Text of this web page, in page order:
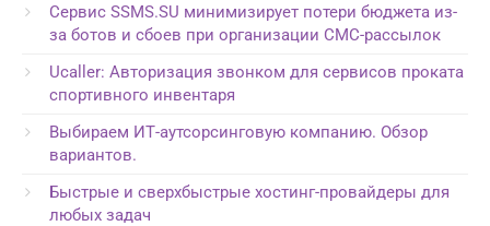
Сервис SSMS.SU минимизирует потери бюджета из-
за ботов и сбоев при организации СМС-рассылок
Ucaller: Авторизация звонком для сервисов проката
спортивного инвентаря
Выбираем ИТ-аутсорсинговую компанию. Обзор
вариантов.
Быстрые и сверхбыстрые хостинг-провайдеры для
любых задач